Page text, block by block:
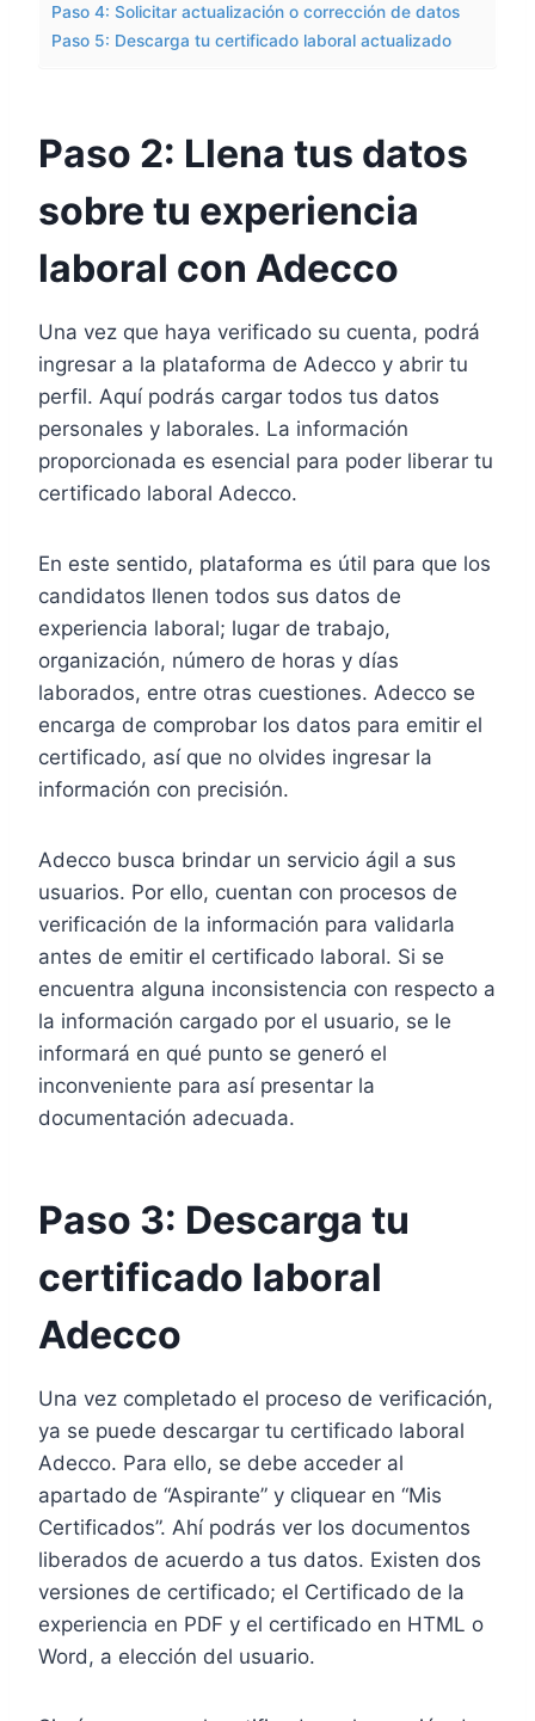
Paso 4: Solicitar actualización o corrección de datos
Paso 5: Descarga tu certificado laboral actualizado
Paso 2: Llena tus datos
sobre tu experiencia
laboral con Adecco
Una vez que haya verificado su cuenta, podrá
ingresar a la plataforma de Adecco y abrir tu
perfil. Aquí podrás cargar todos tus datos
personales y laborales. La información
proporcionada es esencial para poder liberar tu
certificado laboral Adecco.
En este sentido, plataforma es útil para que los
candidatos llenen todos sus datos de
experiencia laboral; lugar de trabajo,
organización, número de horas y días
laborados, entre otras cuestiones. Adecco se
encarga de comprobar los datos para emitir el
certificado, así que no olvides ingresar la
información con precisión.
Adecco busca brindar un servicio ágil a sus
usuarios. Por ello, cuentan con procesos de
verificación de la información para validarla
antes de emitir el certificado laboral. Si se
encuentra alguna inconsistencia con respecto a
la información cargado por el usuario, se le
informará en qué punto se generó el
inconveniente para así presentar la
documentación adecuada.
Paso 3: Descarga tu
certificado laboral
Adecco
Una vez completado el proceso de verificación,
ya se puede descargar tu certificado laboral
Adecco. Para ello, se debe acceder al
apartado de “Aspirante” y cliquear en “Mis
Certificados”. Ahí podrás ver los documentos
liberados de acuerdo a tus datos. Existen dos
versiones de certificado; el Certificado de la
experiencia en PDF y el certificado en HTML o
Word, a elección del usuario.